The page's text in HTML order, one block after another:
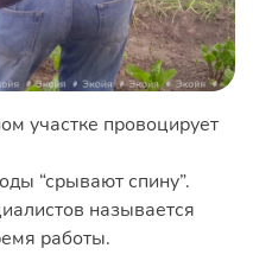
участке провоцирует
“срывают спину”.
называется
работы.